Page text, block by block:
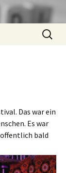
Suchen
nach:
Das war ein
Es war
bald